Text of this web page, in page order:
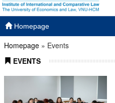
Homepage
Homepage » Events
EVENTS